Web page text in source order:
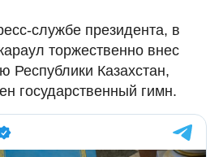
службе президента, в
торжественно внес
Республики Казахстан,
государственный гимн.